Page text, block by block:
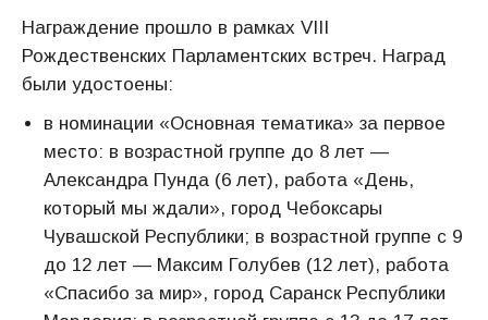
Награждение прошло в рамках VIII
Рождественских Парламентских встреч. Наград
были удостоены:
в номинации «Основная тематика» за первое
место: в возрастной группе до 8 лет —
Александра Пунда (6 лет), работа «День,
который мы ждали», город Чебоксары
Чувашской Республики; в возрастной группе с 9
до 12 лет — Максим Голубев (12 лет), работа
«Спасибо за мир», город Саранск Республики